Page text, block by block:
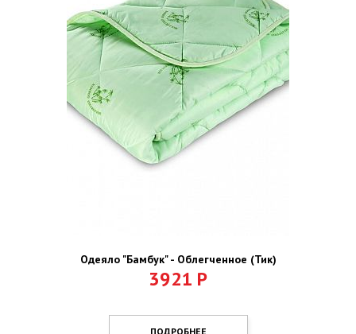
Одеяло "Бамбук" - Облегченное (Тик)
3921 Р
ПОДРОБНЕЕ